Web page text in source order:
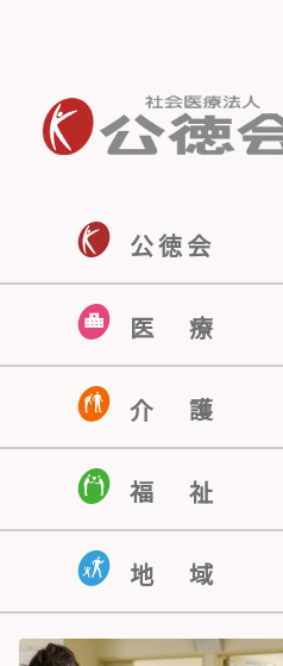
公 徳 会
公徳会ホーム
公徳会について
来院される皆さま
医療関係の皆さま
地域の皆さま
採用情報
医 療
佐藤病院
若宮病院
米沢こころの病院
米沢駅前クリニック
南陽訪問看護ステーション
認知症疾患医療センター
介 護
介護老人保健施設 ドミー
介護付有料老人ホーム ヒル
ド羽黒
認知症対応型共同生活介護
もりの家
居宅介護支援事業所
ほのぼのケアサービス
福 祉
地域活動支援センター・指
談支援事業所 ライフサポ
まり木
共同生活援助事業所 くぬぎ
就労継続支援B型事業所 公
就労支援センター
地 域